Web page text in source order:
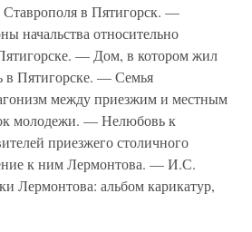
в Пятигорск. —
начальства относительно
— Дом, в котором жил
Пятигорске. — Семья
между приезжим и местным
молодежи. — Нелюбовь к
приезжего столичного
к ним Лермонтова. — И.С.
альбом карикатур,